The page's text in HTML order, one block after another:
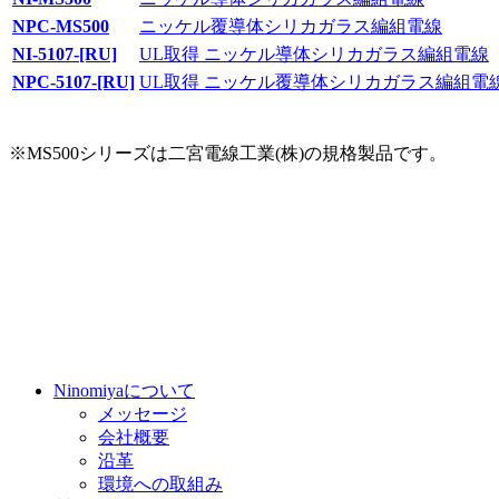
NPC-MS500
ニッケル覆導体シリカガラス編組電線
NI-5107-[RU]
UL取得 ニッケル導体シリカガラス編組電線
NPC-5107-[RU] UL取得 ニッケル覆導体シリカガラス編組電
※MS500シリーズは二宮電線工業(株)の規格製品です。
Ninomiyaについて
メッセージ
会社概要
沿革
環境への取組み